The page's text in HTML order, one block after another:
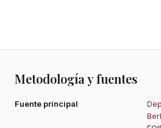
Metodología y fuentes
Fuente principal